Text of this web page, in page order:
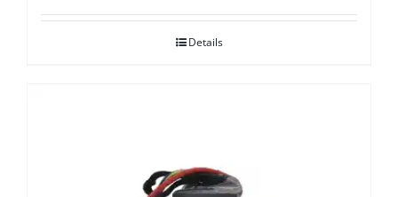
Details